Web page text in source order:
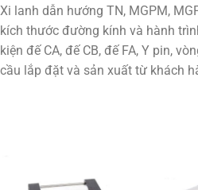
Xi lanh dẫn hướng TN, MGPM,
kích thước đường kính và hành
kiện đế CA, đế CB, đế FA, Y pin,
cầu lắp đặt và sản xuất từ khách